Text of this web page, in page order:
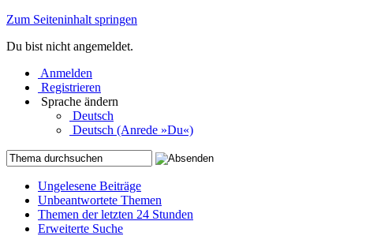
Zum Seiteninhalt springen
Du bist nicht angemeldet.
Anmelden
Registrieren
Sprache ändern
Deutsch
Deutsch (Anrede »Du«)
Ungelesene Beiträge
Unbeantwortete Themen
Themen der letzten 24 Stunden
Erweiterte Suche